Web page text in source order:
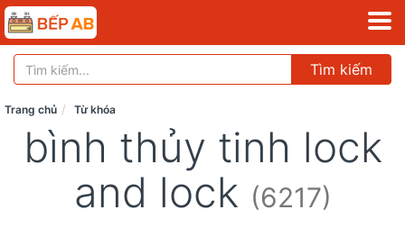
Tìm kiếm
Trang chủ Từ khóa
bình thủy tinh lock
and lock (6217)